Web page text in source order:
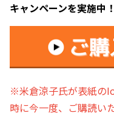
キャンペーンを実施中！
※米倉涼子氏が表紙の
時に今一度、ご購読い